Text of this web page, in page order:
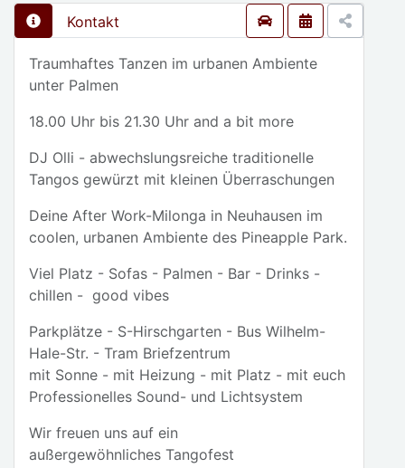
Kontakt
Traumhaftes Tanzen im urbanen Ambiente
unter Palmen
18.00 Uhr bis 21.30 Uhr and a bit more
DJ Olli - abwechslungsreiche traditionelle
Tangos gewürzt mit kleinen Überraschungen
Deine After Work-Milonga in Neuhausen im
coolen, urbanen Ambiente des Pineapple Park.
Viel Platz - Sofas - Palmen - Bar - Drinks -
chillen - good vibes
Parkplätze - S-Hirschgarten - Bus Wilhelm-
Hale-Str. - Tram Briefzentrum
mit Sonne - mit Heizung - mit Platz - mit euch
Professionelles Sound- und Lichtsystem
Wir freuen uns auf ein
außergewöhnliches Tangofest